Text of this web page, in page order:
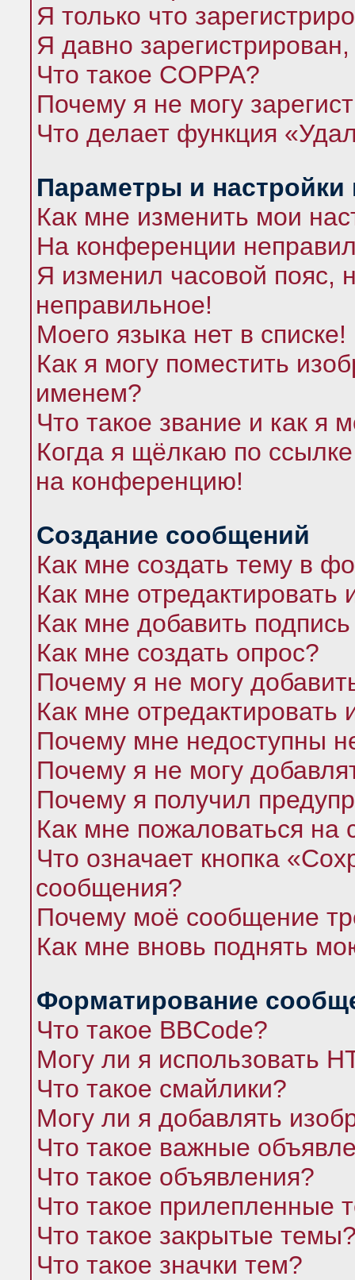
Я только что
Я давно
Что такое COPPA?
Почему я не могу
Что делает функция
Параметры и настройки
Как мне изменить мои
На конференции
Я изменил часовой пояс,
неправильное!
Моего языка нет в списке!
Как я могу поместить
именем?
Что такое звание и как я
Когда я щёлкаю по
на конференцию!
Создание сообщений
Как мне создать тему в
Как мне
Как мне добавить
Как мне создать опрос?
Почему я не могу
Как мне отредактировать
Почему мне недоступны
Почему я не могу
Почему я получил
Как мне пожаловаться
Что означает кнопка
сообщения?
Почему моё сообщение
Как мне вновь поднять
Форматирование
Что такое BBCode?
Могу ли я использовать
Что такое смайлики?
Могу ли я добавлять
Что такое важные
Что такое объявления?
Что такое прилепленные
Что такое закрытые
Что такое значки тем?